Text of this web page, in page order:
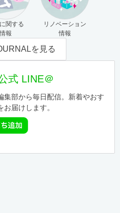
関する
報
リノベーション
情報
を見る
式 LINE＠
集部から毎日配信。新着やおす
お届けします。